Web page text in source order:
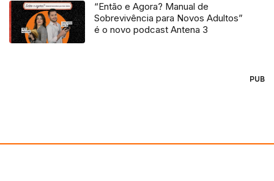
“Então e Agora? Manual de
Sobrevivência para Novos Adultos”
é o novo podcast Antena 3
PUB